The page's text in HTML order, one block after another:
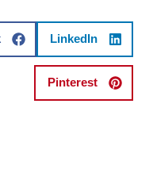
LinkedIn
Pinterest